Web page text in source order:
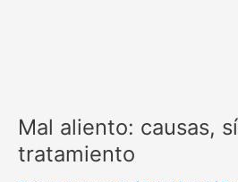
Mal aliento: causas,
tratamiento